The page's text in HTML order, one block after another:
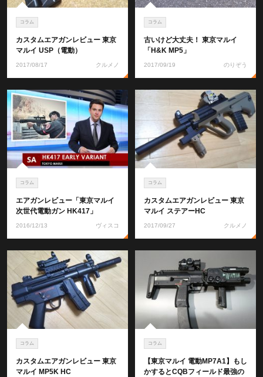
コラム
カスタムエアガンレビュー 東京
マルイ USP（電動）
2017/08/17 クルメノ
コラム
古いけど大丈夫！ 東京マルイ
「H&K MP5」
2017/09/19 のりぞう
コラム
エアガンレビュー「東京マルイ
次世代電動ガン HK417」
2016/12/13 ヴィスコ
コラム
カスタムエアガンレビュー 東京
マルイ ステアーHC
2017/09/27 クルメノ
コラム
カスタムエアガンレビュー 東京
マルイ MP5K HC
コラム
【東京マルイ 電動MP7A1】もし
かするとCQBフィールド最強の